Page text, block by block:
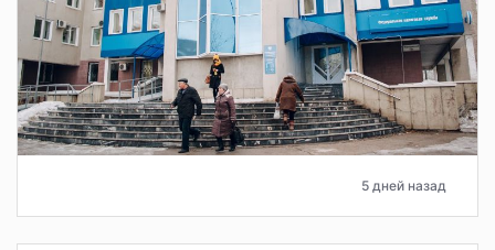
5 дней назад